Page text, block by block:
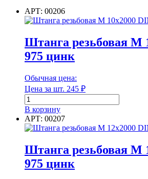
DIN
АРТ: 00206
Штанга резьбовая М
975 цинк
Обычная цена:
Цена за шт. 245 ₽
Количество
товара
Штанга
резьбовая
10х2000
DIN
975
цинк
В корзину
АРТ: 00207
Штанга резьбовая М
975 цинк